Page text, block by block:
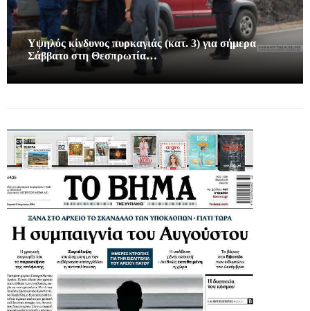
Υψηλός κίνδυνος πυρκαγιάς (κατ. 3) για σήμερα
Σάββατο στη Θεσπρωτία…